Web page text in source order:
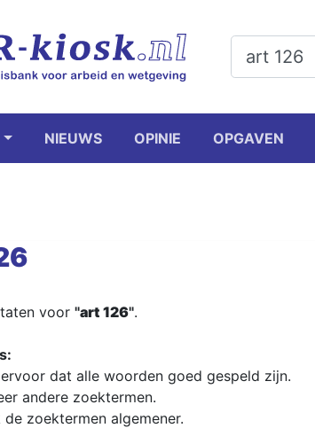
NIEUWS OPINIE OPGAVEN
voor "art 126".
dat alle woorden goed gespeld zijn.
andere zoektermen.
de zoektermen algemener.